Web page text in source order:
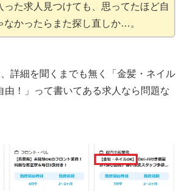
った求人見つけても、思ってたほど自
なかったらまた探し直しか…。
詳細を聞くまでも無く「金髪・ネイル
由！」って書いてある求人なら問題な